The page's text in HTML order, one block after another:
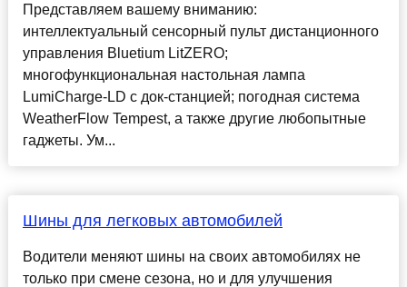
Представляем вашему вниманию:
интеллектуальный сенсорный пульт дистанционного
управления Bluetium LitZERO;
многофункциональная настольная лампа
LumiCharge-LD с док-станцией; погодная система
WeatherFlow Tempest, а также другие любопытные
гаджеты. Ум...
Шины для легковых автомобилей
Водители меняют шины на своих автомобилях не
только при смене сезона, но и для улучшения